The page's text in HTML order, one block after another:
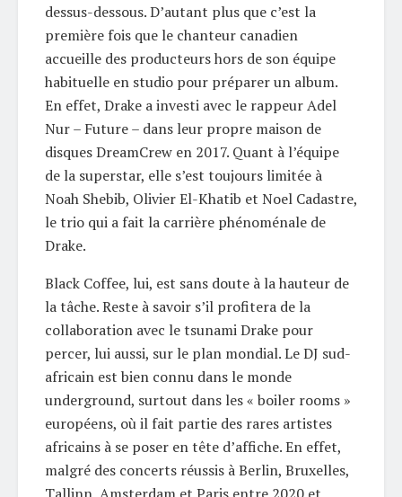
dessus-dessous. D’autant plus que c’est la
première fois que le chanteur canadien
accueille des producteurs hors de son équipe
habituelle en studio pour préparer un album.
En effet, Drake a investi avec le rappeur Adel
Nur – Future – dans leur propre maison de
disques DreamCrew en 2017. Quant à l’équipe
de la superstar, elle s’est toujours limitée à
Noah Shebib, Olivier El-Khatib et Noel Cadastre,
le trio qui a fait la carrière phénoménale de
Drake.
Black Coffee, lui, est sans doute à la hauteur de
la tâche. Reste à savoir s’il profitera de la
collaboration avec le tsunami Drake pour
percer, lui aussi, sur le plan mondial. Le DJ sud-
africain est bien connu dans le monde
underground, surtout dans les « boiler rooms »
européens, où il fait partie des rares artistes
africains à se poser en tête d’affiche. En effet,
malgré des concerts réussis à Berlin, Bruxelles,